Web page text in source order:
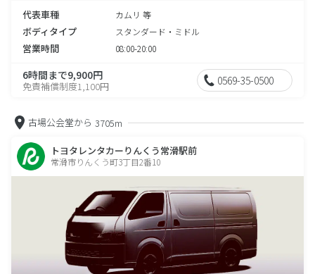
代表車種 カムリ 等
ボディタイプ スタンダード・ミドル
営業時間 08:00-20:00
6時間まで9,900円
免責補償制度1,100円 0569-35-0500
古場公会堂から 3705m
トヨタレンタカーりんくう常滑駅前
常滑市りんくう町3丁目2番10